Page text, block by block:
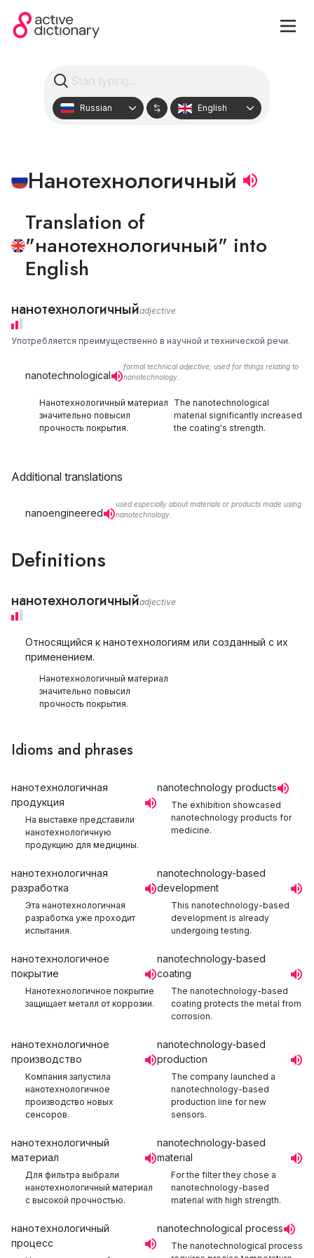
Russian English
Нанотехнологичный
Translation of
"нанотехнологичный" into
English
нанотехнологичныйadjective
Употребляется преимущественно в научной и технической речи.
nanotechnological
formal technical adjective; used for things relating to
nanotechnology.
Нанотехнологичный материал
значительно повысил
прочность покрытия.
The nanotechnological
material significantly increased
the coating's strength.
Additional translations
nanoengineered
used especially about materials or products made using
nanotechnology.
Definitions
нанотехнологичныйadjective
Относящийся к нанотехнологиям или созданный с их
применением.
Нанотехнологичный материал
значительно повысил
прочность покрытия.
Idioms and phrases
нанотехнологичная
продукция
На выставке представили
нанотехнологичную
продукцию для медицины.
nanotechnology products
The exhibition showcased
nanotechnology products for
medicine.
нанотехнологичная
разработка
Эта нанотехнологичная
разработка уже проходит
испытания.
nanotechnology-based
development
This nanotechnology-based
development is already
undergoing testing.
нанотехнологичное
покрытие
Нанотехнологичное покрытие
защищает металл от коррозии.
nanotechnology-based
coating
The nanotechnology-based
coating protects the metal from
corrosion.
нанотехнологичное
производство
Компания запустила
нанотехнологичное
производство новых
сенсоров.
nanotechnology-based
production
The company launched a
nanotechnology-based
production line for new
sensors.
нанотехнологичный
материал
Для фильтра выбрали
нанотехнологичный материал
с высокой прочностью.
nanotechnology-based
material
For the filter they chose a
nanotechnology-based
material with high strength.
нанотехнологичный
процесс
nanotechnological process
The nanotechnological process